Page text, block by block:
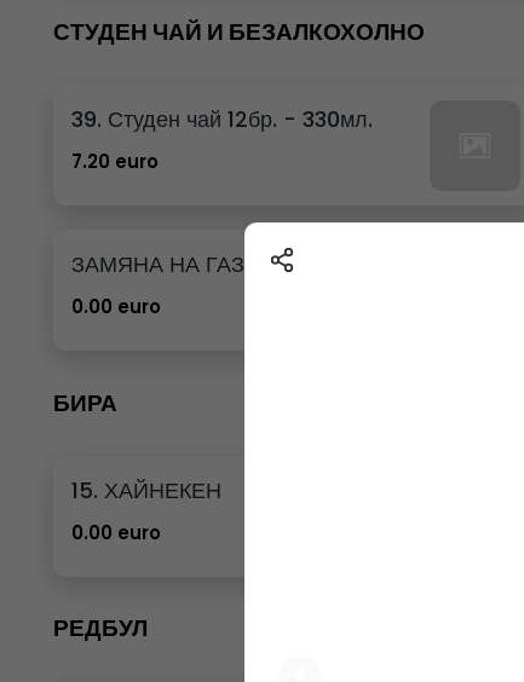
СТУДЕН ЧАЙ И БЕЗАЛКОХОЛНО
39. Студен чай 12бр. - 330мл.
7.20 euro
0.00 euro
БИРА
15. ХАЙНЕКЕН
0.00 euro
РЕДБУЛ